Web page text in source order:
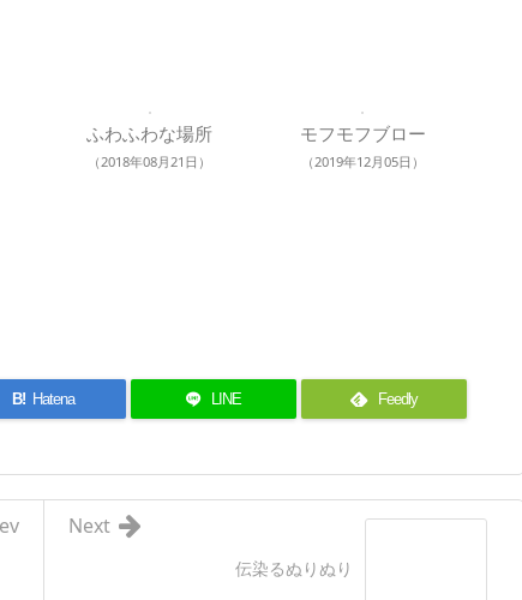
ふわふわな場所
（2018年08月21日）
モフモフブロー
（2019年12月05日）
B! Hatena LINE Feedly
伝染るぬりぬり
Next